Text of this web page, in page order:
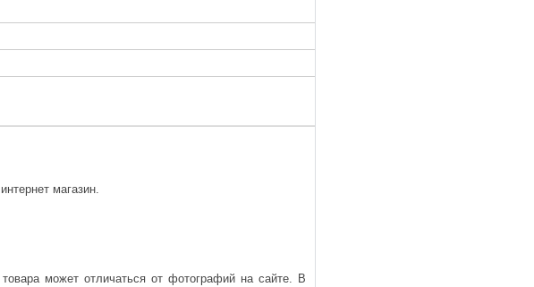
магазин.
может отличаться от фотографий на сайте. В